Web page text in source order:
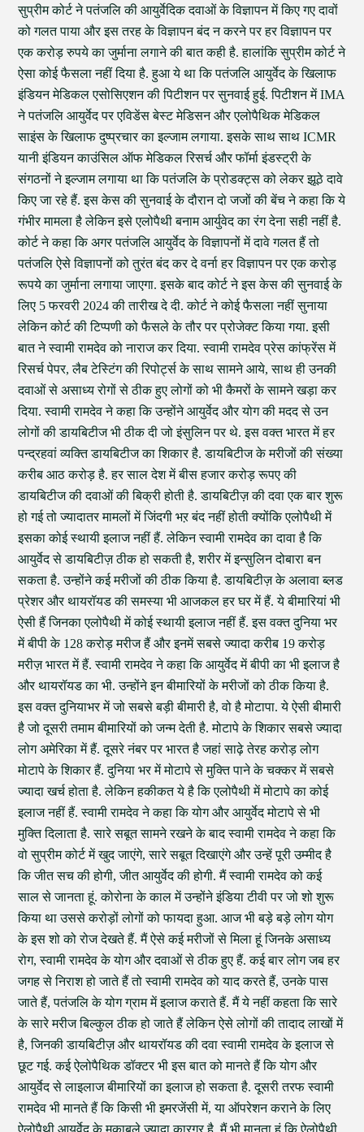
सुप्रीम कोर्ट ने पतंजलि की आयुर्वेदिक दवाओं के विज्ञापन में किए गए दावों
को गलत पाया और इस तरह के विज्ञापन बंद न करने पर हर विज्ञापन पर
एक करोड़ रुपये का जुर्माना लगाने की बात कही है. हालांकि सुप्रीम कोर्ट ने
ऐसा कोई फैसला नहीं दिया है. हुआ ये था कि पतंजलि आयुर्वेद के खिलाफ
इंडियन मेडिकल एसोसिएशन की पिटीशन पर सुनवाई हुई. पिटीशन में IMA
ने पतंजलि आयुर्वेद पर एविडेंस बेस्ट मेडिसन और एलोपैथिक मेडिकल
साइंस के खिलाफ दुष्प्रचार का इल्जाम लगाया. इसके साथ साथ ICMR
यानी इंडियन काउंसिल ऑफ मेडिकल रिसर्च और फॉर्मा इंडस्ट्री के
संगठनों ने इल्जाम लगाया था कि पतंजलि के प्रोडक्ट्स को लेकर झूठे दावे
किए जा रहे हैं. इस केस की सुनवाई के दौरान दो जजों की बेंच ने कहा कि ये
गंभीर मामला है लेकिन इसे एलोपैथी बनाम आर्युवेद का रंग देना सही नहीं है.
कोर्ट ने कहा कि अगर पतंजलि आयुर्वेद के विज्ञापनों में दावे गलत हैं तो
पतंजलि ऐसे विज्ञापनों को तुरंत बंद कर दे वर्ना हर विज्ञापन पर एक करोड़
रूपये का जुर्माना लगाया जाएगा. इसके बाद कोर्ट ने इस केस की सुनवाई के
लिए 5 फरवरी 2024 की तारीख दे दी. कोर्ट ने कोई फैसला नहीं सुनाया
लेकिन कोर्ट की टिप्पणी को फैसले के तौर पर प्रोजेक्ट किया गया. इसी
बात ने स्वामी रामदेव को नाराज कर दिया. स्वामी रामदेव प्रेस कांफ्रेंस में
रिसर्च पेपर, लैब टेस्टिंग की रिपोर्ट्स के साथ सामने आये, साथ ही उनकी
दवाओं से असाध्य रोगों से ठीक हुए लोगों को भी कैमरों के सामने खड़ा कर
दिया. स्वामी रामदेव ने कहा कि उन्होंने आयुर्वेद और योग की मदद से उन
लोगों की डायबिटीज भी ठीक दी जो इंसुलिन पर थे. इस वक्त भारत में हर
पन्द्रहवां व्यक्ति डायबिटीज का शिकार है. डायबिटीज के मरीजों की संख्या
करीब आठ करोड़ है. हर साल देश में बीस हजार करोड़ रूपए की
डायबिटीज की दवाओं की बिक्री होती है. डायबिटीज़ की दवा एक बार शुरू
हो गई तो ज्यादातर मामलों में जिंदगी भऱ बंद नहीं होती क्योंकि एलोपैथी में
इसका कोई स्थायी इलाज नहीं हैं. लेकिन स्वामी रामदेव का दावा है कि
आयुर्वेद से डायबिटीज़ ठीक हो सकती है, शरीर में इन्सुलिन दोबारा बन
सकता है. उन्होंने कई मरीजों की ठीक किया है. डायबिटीज़ के अलावा ब्लड
प्रेशर और थायरॉयड की समस्या भी आजकल हर घर में हैं. ये बीमारियां भी
ऐसी हैं जिनका एलोपैथी में कोई स्थायी इलाज नहीं हैं. इस वक्त दुनिया भर
में बीपी के 128 करोड़ मरीज हैं और इनमें सबसे ज्यादा करीब 19 करोड़
मरीज़ भारत में हैं. स्वामी रामदेव ने कहा कि आयुर्वेद में बीपी का भी इलाज है
और थायरॉयड का भी. उन्होंने इन बीमारियों के मरीजों को ठीक किया है.
इस वक्त दुनियाभर में जो सबसे बड़ी बीमारी है, वो है मोटापा. ये ऐसी बीमारी
है जो दूसरी तमाम बीमारियों को जन्म देती है. मोटापे के शिकार सबसे ज्यादा
लोग अमेरिका में हैं. दूसरे नंबर पर भारत है जहां साढ़े तेरह करोड़ लोग
मोटापे के शिकार हैं. दुनिया भर में मोटापे से मुक्ति पाने के चक्कर में सबसे
ज्यादा खर्च होता है. लेकिन हकीकत ये है कि एलोपैथी में मोटापे का कोई
इलाज नहीं हैं. स्वामी रामदेव ने कहा कि योग और आयुर्वेद मोटापे से भी
मुक्ति दिलाता है. सारे सबूत सामने रखने के बाद स्वामी रामदेव ने कहा कि
वो सुप्रीम कोर्ट में खुद जाएंगे, सारे सबूत दिखाएंगे और उन्हें पूरी उम्मीद है
कि जीत सच की होगी, जीत आयुर्वेद की होगी. मैं स्वामी रामदेव को कई
साल से जानता हूं. कोरोना के काल में उन्होंने इंडिया टीवी पर जो शो शुरू
किया था उससे करोड़ों लोगों को फायदा हुआ. आज भी बड़े बड़े लोग योग
के इस शो को रोज देखते हैं. मैं ऐसे कई मरीजों से मिला हूं जिनके असाध्य
रोग, स्वामी रामदेव के योग और दवाओं से ठीक हुए हैं. कई बार लोग जब हर
जगह से निराश हो जाते हैं तो स्वामी रामदेव को याद करते हैं, उनके पास
जाते हैं, पतंजलि के योग ग्राम में इलाज कराते हैं. मैं ये नहीं कहता कि सारे
के सारे मरीज बिल्कुल ठीक हो जाते हैं लेकिन ऐसे लोगों की तादाद लाखों में
है, जिनकी डायबिटीज़ और थायरॉयड की दवा स्वामी रामदेव के इलाज से
छूट गई. कई ऐलोपैथिक डॉक्टर भी इस बात को मानते हैं कि योग और
आयुर्वेद से लाइलाज बीमारियों का इलाज हो सकता है. दूसरी तरफ स्वामी
रामदेव भी मानते हैं कि किसी भी इमरजेंसी में, या ऑपरेशन कराने के लिए
ऐलोपैथी आयुर्वेद के मुकाबले ज्यादा कारगर है. मैं भी मानता हूं कि ऐलोपैथी